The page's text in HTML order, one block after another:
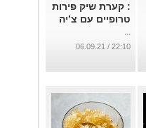
: קערת שיק פירות
טרופיים עם צ’יה
...
22:10 / 06.09.21